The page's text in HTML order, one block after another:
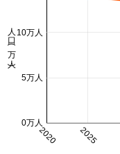
2020 2025
0万人
5万人
10万人
人口 (万人)